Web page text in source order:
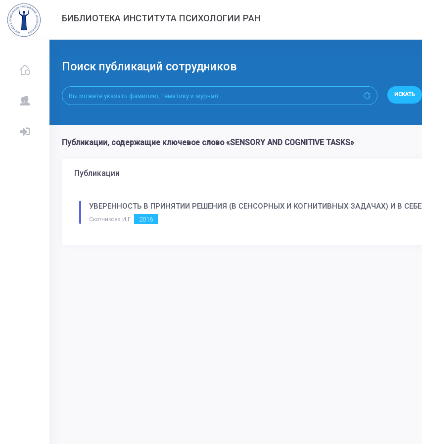
БИБЛИОТЕКА ИНСТИТУТА ПСИХОЛОГИИ РАН
Поиск публикаций сотрудников
ИСКАТЬ
Публикации, содержащие ключевое слово «SENSORY AND COGNITIVE TASKS»
Публикации
УВЕРЕННОСТЬ В ПРИНЯТИИ РЕШЕНИЯ (В СЕНСОРНЫХ И КОГНИТИВНЫХ ЗАДАЧАХ) И В СЕБЕ
Скотникова И.Г. 2016